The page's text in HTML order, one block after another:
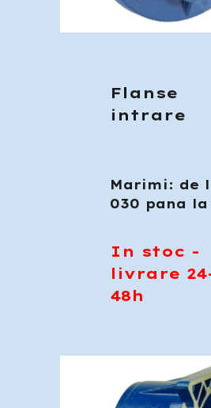
Flanse
intrare
Marimi: de
030 pana la
In stoc -
livrare
48h